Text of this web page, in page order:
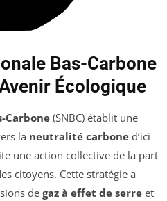
Bas-Carbone
Écologique
Carbone(SNBC) établit une
la neutralité carbone d’ici
une action collective de la part
citoyens. Cette stratégie a
de gaz à effet de serre et